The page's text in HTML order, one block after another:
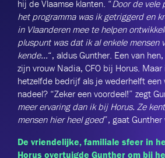
hij de Vlaamse klanten. “Door de vele
het programma was ik getriggerd en
in Vlaanderen mee te helpen
pluspunt was dat ik al enkele mensen
kende…“, aldus Gunther. Een van
zijn vrouw Nadia, CFO bij Horus.
hetzelfde bedrijf als je wederhelft een
nadeel? “Zeker een voordeel!” zegt
meer ervaring dan ik bij Horus. Ze
mensen hier heel goed”, gaat Gunther
De vriendelijke, familiale sfeer in
Horus overtuigde Gunther om bij